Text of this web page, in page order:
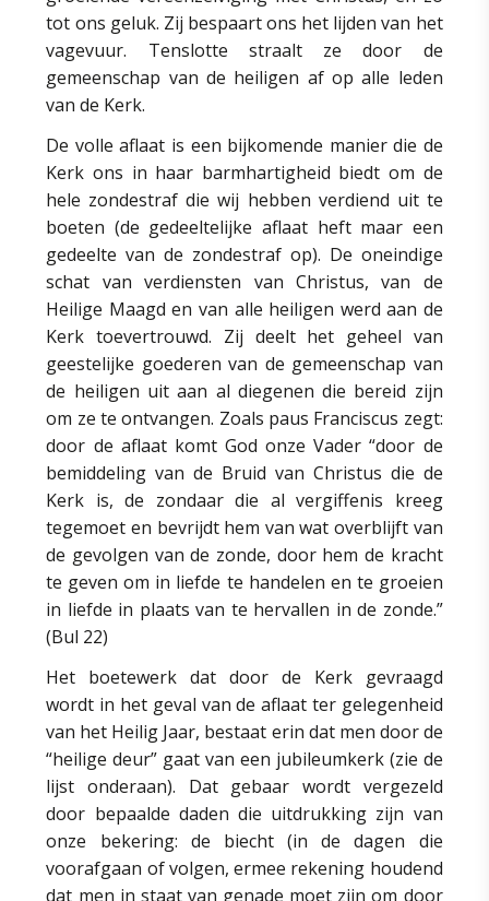
tot ons geluk. Zij bespaart ons het lijden van het
vagevuur. Tenslotte straalt ze door de
gemeenschap van de heiligen af op alle leden
van de Kerk.
De volle aflaat is een bijkomende manier die de
Kerk ons in haar barmhartigheid biedt om de
hele zondestraf die wij hebben verdiend uit te
boeten (de gedeeltelijke aflaat heft maar een
gedeelte van de zondestraf op). De oneindige
schat van verdiensten van Christus, van de
Heilige Maagd en van alle heiligen werd aan de
Kerk toevertrouwd. Zij deelt het geheel van
geestelijke goederen van de gemeenschap van
de heiligen uit aan al diegenen die bereid zijn
om ze te ontvangen. Zoals paus Franciscus zegt:
door de aflaat komt God onze Vader “door de
bemiddeling van de Bruid van Christus die de
Kerk is, de zondaar die al vergiffenis kreeg
tegemoet en bevrijdt hem van wat overblijft van
de gevolgen van de zonde, door hem de kracht
te geven om in liefde te handelen en te groeien
in liefde in plaats van te hervallen in de zonde.”
(Bul 22)
Het boetewerk dat door de Kerk gevraagd
wordt in het geval van de aflaat ter gelegenheid
van het Heilig Jaar, bestaat erin dat men door de
“heilige deur” gaat van een jubileumkerk (zie de
lijst onderaan). Dat gebaar wordt vergezeld
door bepaalde daden die uitdrukking zijn van
onze bekering: de biecht (in de dagen die
voorafgaan of volgen, ermee rekening houdend
dat men in staat van genade moet zijn om door